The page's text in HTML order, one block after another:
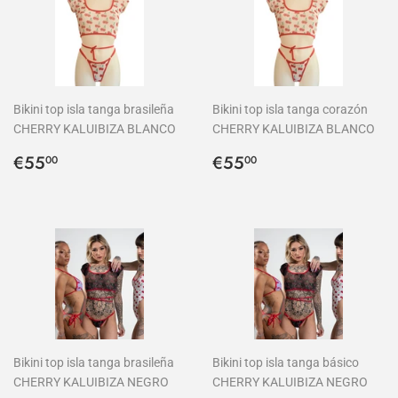
Bikini top isla tanga brasileña
CHERRY KALUIBIZA BLANCO
Precio
€5500
Bikini top isla tanga corazón
CHERRY KALUIBIZA BLANCO
Precio
€5500
Bikini top isla tanga brasileña
CHERRY KALUIBIZA NEGRO
Bikini top isla tanga básico
CHERRY KALUIBIZA NEGRO